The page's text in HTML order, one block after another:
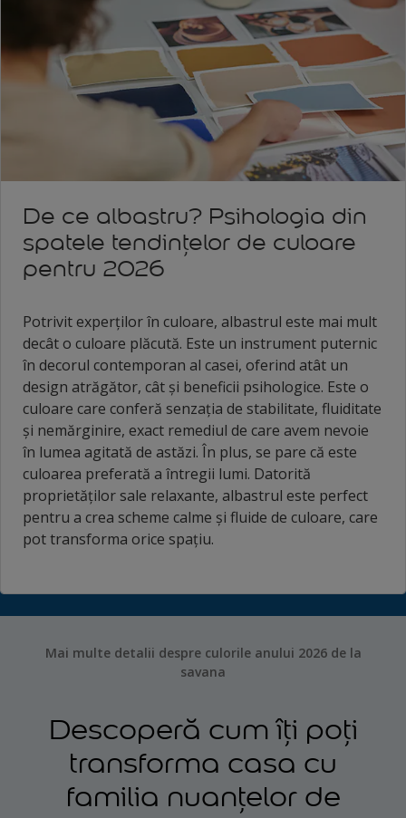
De ce albastru? Psihologia din
spatele tendințelor de culoare
pentru 2026
Potrivit experților în culoare, albastrul este mai mult
decât o culoare plăcută. Este un instrument puternic
în decorul contemporan al casei, oferind atât un
design atrăgător, cât și beneficii psihologice. Este o
culoare care conferă senzația de stabilitate, fluiditate
și nemărginire, exact remediul de care avem nevoie
în lumea agitată de astăzi. În plus, se pare că este
culoarea preferată a întregii lumi. Datorită
proprietăților sale relaxante, albastrul este perfect
pentru a crea scheme calme și fluide de culoare, care
pot transforma orice spațiu.
Mai multe detalii despre culorile anului 2026 de la
savana
Descoperă cum îți poți
transforma casa cu
familia nuanțelor de